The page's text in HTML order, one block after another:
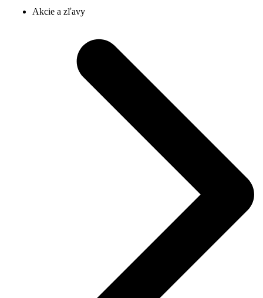
Akcie a zľavy